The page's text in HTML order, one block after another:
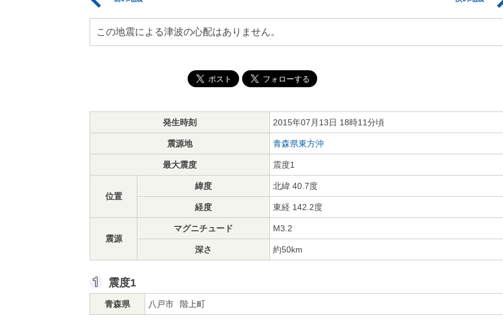
この地震による津波の心配はありません。
発生時刻 2015年07月13日 18時11分頃
震源地 青森県東方沖
最大震度 震度1
位置
緯度 北緯 40.7度
経度 東経 142.2度
震源
マグニチュード M3.2
深さ 約50km
震度1
青森県 八戸市 階上町